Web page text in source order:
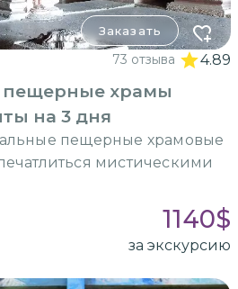
Заказать
73 отзыва 4.89
пещерные храмы
на 3 дня
пещерные храмовые
мистическими
1140$
за экскурсию